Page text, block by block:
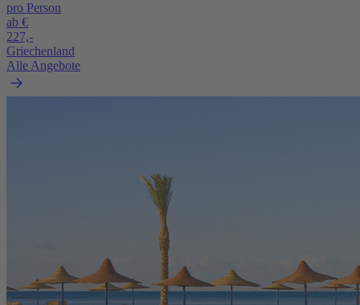
pro Person
ab €
227,-
Griechenland
Alle Angebote